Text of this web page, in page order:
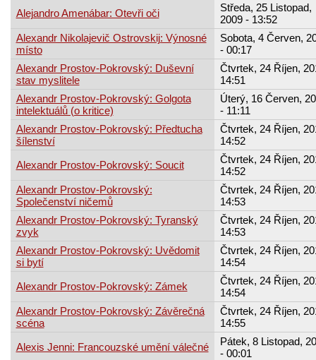
Alejandro Amenábar: Otevři oči
Středa, 25 Listopad,
2009 - 13:52
Alexandr Nikolajevič Ostrovskij: Výnosné
místo
Sobota, 4 Červen,
- 00:17
Alexandr Prostov-Pokrovský: Duševní
stav myslitele
Čtvrtek, 24 Říjen,
14:51
Alexandr Prostov-Pokrovský: Golgota
intelektuálů (o kritice)
Úterý, 16 Červen,
- 11:11
Alexandr Prostov-Pokrovský: Předtucha
šílenství
Čtvrtek, 24 Říjen,
14:52
Alexandr Prostov-Pokrovský: Soucit
Čtvrtek, 24 Říjen,
14:52
Alexandr Prostov-Pokrovský:
Společenství ničemů
Čtvrtek, 24 Říjen,
14:53
Alexandr Prostov-Pokrovský: Tyranský
zvyk
Čtvrtek, 24 Říjen,
14:53
Alexandr Prostov-Pokrovský: Uvědomit
si bytí
Čtvrtek, 24 Říjen,
14:54
Alexandr Prostov-Pokrovský: Zámek
Čtvrtek, 24 Říjen,
14:54
Alexandr Prostov-Pokrovský: Závěrečná
scéna
Čtvrtek, 24 Říjen,
14:55
Alexis Jenni: Francouzské umění válečné
Pátek, 8 Listopad,
- 00:01